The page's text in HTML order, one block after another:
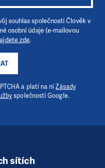
souhlas společnosti Člověk v
osobní údaje (e-mailovou
zde.
a platí na niZásady
společnosti Google.
sítích